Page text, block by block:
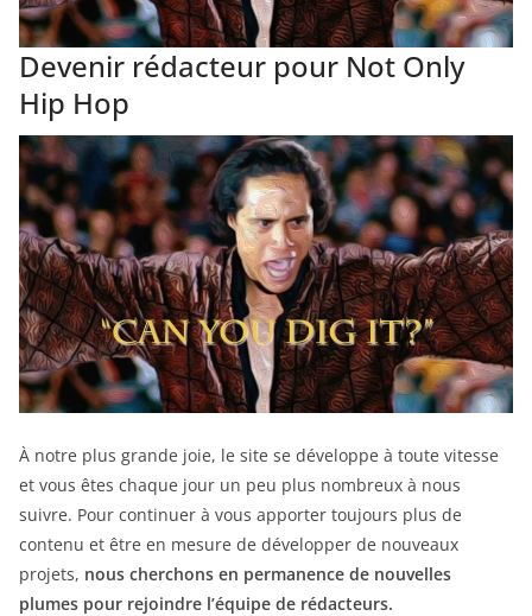
Devenir rédacteur pour Not Only
Hip Hop
À notre plus grande joie, le site se développe à toute vitesse
et vous êtes chaque jour un peu plus nombreux à nous
suivre. Pour continuer à vous apporter toujours plus de
contenu et être en mesure de développer de nouveaux
projets, nous cherchons en permanence de nouvelles
plumes pour rejoindre l’équipe de rédacteurs.